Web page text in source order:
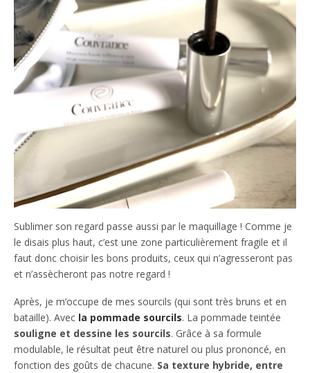
Sublimer son regard passe aussi par le maquillage ! Comme je
le disais plus haut, c’est une zone particulièrement fragile et il
faut donc choisir les bons produits, ceux qui n’agresseront pas
et n’assècheront pas notre regard !
Après, je m’occupe de mes sourcils (qui sont très bruns et en
bataille). Avec la pommade sourcils. La pommade teintée
souligne et dessine les sourcils. Grâce à sa formule
modulable, le résultat peut être naturel ou plus prononcé, en
fonction des goûts de chacune. Sa texture hybride, entre